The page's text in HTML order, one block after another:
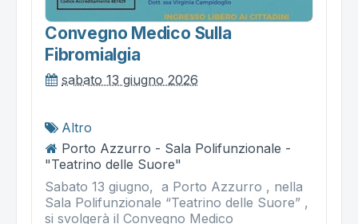
Convegno Medico Sulla
Fibromialgia
sabato 13 giugno 2026
Altro
Porto Azzurro - Sala Polifunzionale -
"Teatrino delle Suore"
Sabato 13 giugno, a Porto Azzurro , nella
Sala Polifunzionale “Teatrino delle Suore” ,
si svolgerà il Convegno Medico